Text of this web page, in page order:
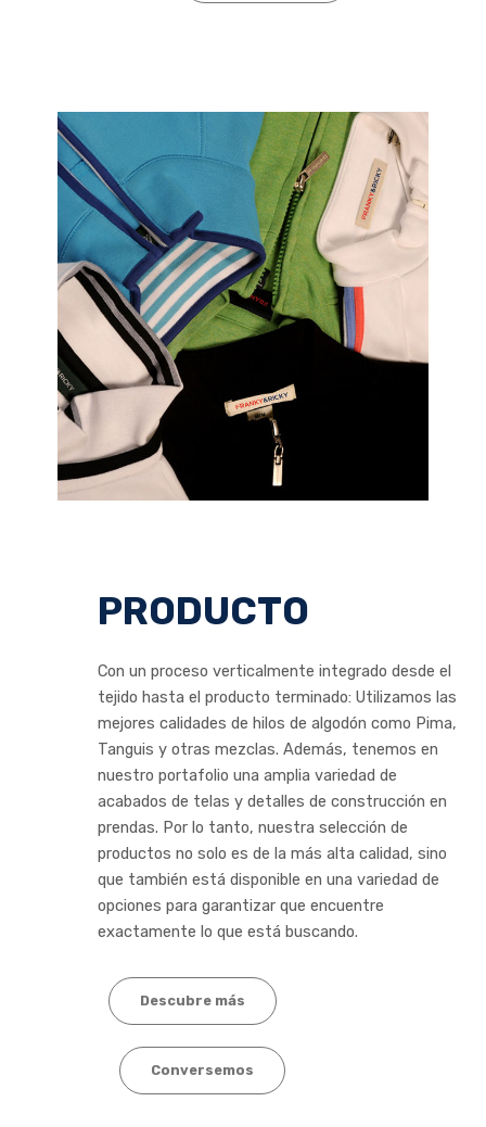
PRODUCTO
Con un proceso verticalmente integrado desde el
tejido hasta el producto terminado: Utilizamos las
mejores calidades de hilos de algodón como Pima,
Tanguis y otras mezclas. Además, tenemos en
nuestro portafolio una amplia variedad de
acabados de telas y detalles de construcción en
prendas. Por lo tanto, nuestra selección de
productos no solo es de la más alta calidad, sino
que también está disponible en una variedad de
opciones para garantizar que encuentre
exactamente lo que está buscando.
Descubre más
Conversemos